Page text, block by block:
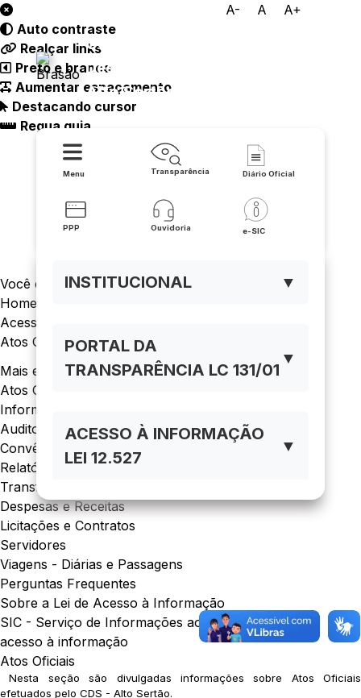
A- A A+
Consórcio Público de
Desenvolvimento Sustentável
Alto Sertão
Menu Transparência Diário Oficial
PPP Ouvidoria e-SIC
INSTITUCIONAL ▼
PORTAL DA
TRANSPARÊNCIA LC 131/01
▼
ACESSO À INFORMAÇÃO
LEI 12.527
▼
Auto contraste
Realçar links
Preto e branco
Aumentar espaçamento
Destacando cursor
Regua guia
Você está navegando em:
Home
Acesso a Informação
Atos Oficiais
Mais em acesso à informação
Atos Oficiais
Informações Institucionais
Auditorias
Convênios
Relatórios
Transferências de Recursos
Despesas e Receitas
Licitações e Contratos
Servidores
Viagens - Diárias e Passagens
Perguntas Frequentes
Sobre a Lei de Acesso à Informação
SIC - Serviço de Informações ao Cidadão
acesso à informação
Atos Oficiais
Nesta seção são divulgadas informações sobre Atos Oficiais
efetuados pelo CDS - Alto Sertão.